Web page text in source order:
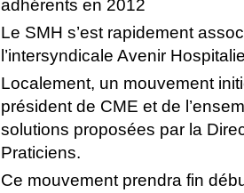
adhérents en 2012
Le SMH s’est rapidement
l’intersyndicale Avenir
Localement, un mouvement
président de CME et de
solutions proposées par la
Praticiens.
Ce mouvement prendra fin